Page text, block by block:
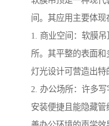
间。其应用主要体现
1. 商业空间：软膜
所。其平整的表面
灯光设计可营造出特
2. 办公场所：许多
安装便捷且能隐藏